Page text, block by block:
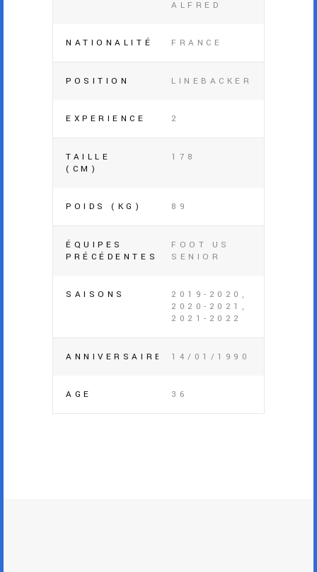
ALFRED
NATIONALITÉ FRANCE
POSITION LINEBACKER
EXPERIENCE 2
TAILLE
(CM)
178
POIDS (KG) 89
ÉQUIPES
PRÉCÉDENTES
FOOT US
SENIOR
SAISONS
2019-2020,
2020-2021,
2021-2022
ANNIVERSAIRE 14/01/1990
AGE 36